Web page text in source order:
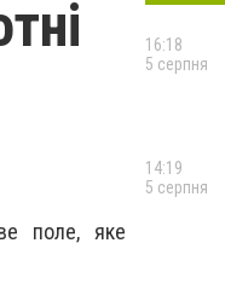
поле, яке
16:18
5 серпня
14:19
5 серпня